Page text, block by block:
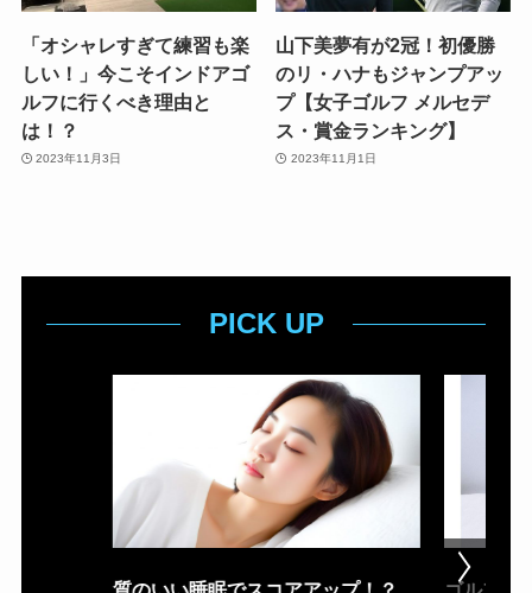
「オシャレすぎて練習も楽
しい！」今こそインドアゴ
ルフに行くべき理由と
は！？
2023年11月3日
山下美夢有が2冠！初優勝
のリ・ハナもジャンプアッ
プ【女子ゴルフ メルセデ
ス・賞金ランキング】
2023年11月1日
PICK UP